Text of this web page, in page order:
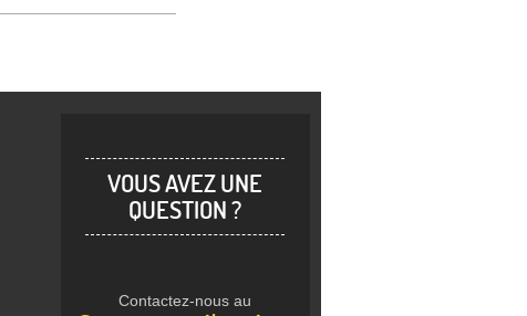
VOUS AVEZ UNE
QUESTION ?
Contactez-nous au